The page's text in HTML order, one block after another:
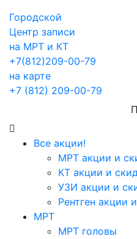
Городской
Центр записи
на МРТ и КТ
+7(812)209-00-79
на карте
+7 (812) 209-00-79
Все акции!
МРТ акции и
КТ акции и
УЗИ акции и
Рентген акции
МРТ
МРТ головы